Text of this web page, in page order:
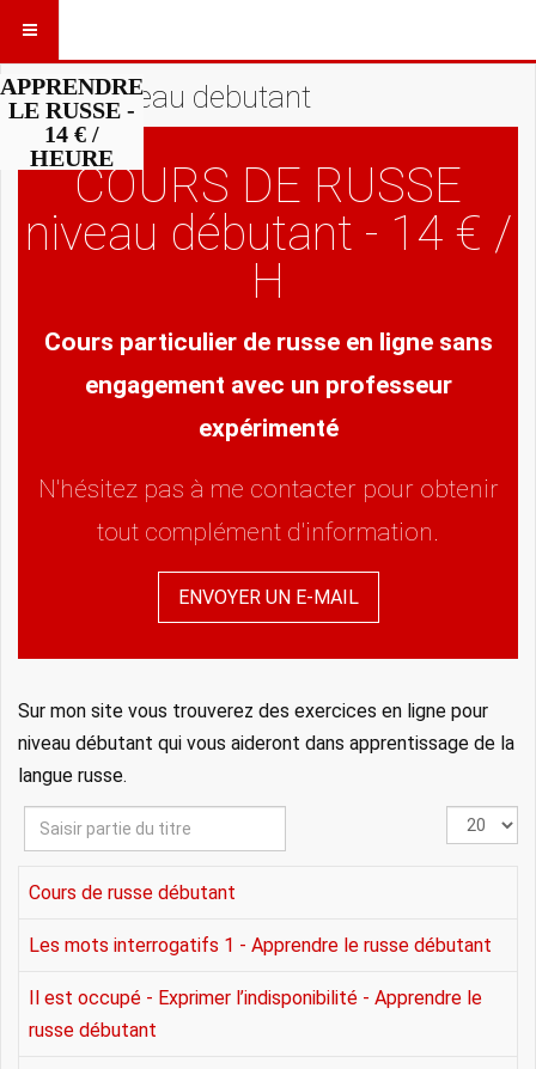
APPRENDRE
LE RUSSE -
14 € /
HEURE
russe niveau debutant
COURS DE RUSSE
niveau débutant - 14 € /
H
Cours particulier de russe en ligne sans
engagement avec un professeur
expérimenté
N'hésitez pas à me contacter pour obtenir
tout complément d'information.
ENVOYER UN E-MAIL
Sur mon site vous trouverez des exercices en ligne pour
niveau débutant qui vous aideront dans apprentissage de la
langue russe.
Saisir
partie
du
Affichage
Cours de russe débutant
Les mots interrogatifs 1 - Apprendre le russe débutant
Il est occupé - Exprimer l’indisponibilité - Apprendre le
russe débutant